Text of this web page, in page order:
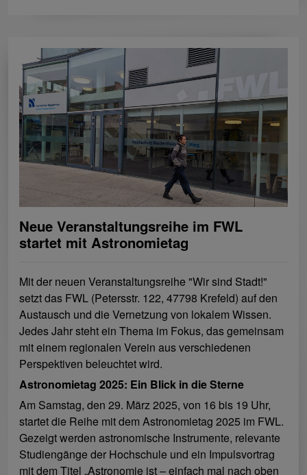
Neue Veranstaltungsreihe im FWL
startet mit Astronomietag
Mit der neuen Veranstaltungsreihe "Wir sind Stadt!"
setzt das FWL (Petersstr. 122, 47798 Krefeld) auf den
Austausch und die Vernetzung von lokalem Wissen.
Jedes Jahr steht ein Thema im Fokus, das gemeinsam
mit einem regionalen Verein aus verschiedenen
Perspektiven beleuchtet wird.
Astronomietag 2025: Ein Blick in die Sterne
Am Samstag, den 29. März 2025, von 16 bis 19 Uhr,
startet die Reihe mit dem Astronomietag 2025 im FWL.
Gezeigt werden astronomische Instrumente, relevante
Studiengänge der Hochschule und ein Impulsvortrag
mit dem Titel „Astronomie ist – einfach mal nach oben